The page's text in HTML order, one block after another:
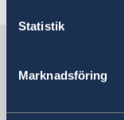
Statistik
Marknadsföring
Sweden's